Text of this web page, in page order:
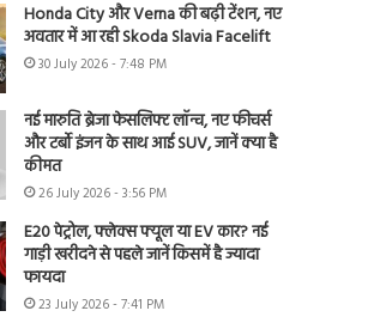
Honda City और Verna की बढ़ी टेंशन, नए
अवतार में आ रही Skoda Slavia Facelift
30 July 2026 - 7:48 PM
नई मारुति ब्रेजा फेसलिफ्ट लॉन्च, नए फीचर्स
और टर्बो इंजन के साथ आई SUV, जानें क्या है
कीमत
26 July 2026 - 3:56 PM
E20 पेट्रोल, फ्लेक्स फ्यूल या EV कार? नई
गाड़ी खरीदने से पहले जानें किसमें है ज्यादा
फायदा
23 July 2026 - 7:41 PM